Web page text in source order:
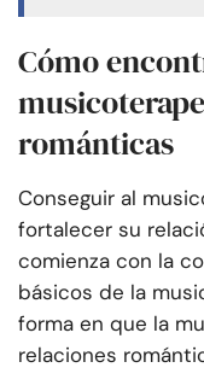
Cómo
románticas
Conseguir al
fortalecer su
comienza con la
básicos de la
forma en que la
relaciones